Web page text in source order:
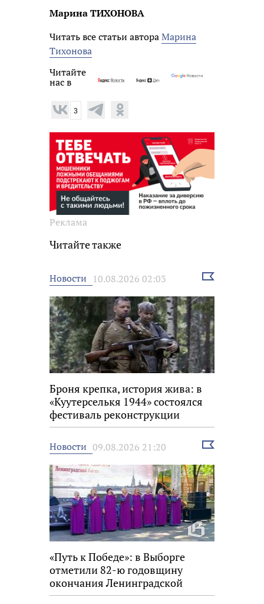
Марина ТИХОНОВА
Читать все статьи автораМарина
Тихонова
Читайте
нас в
3
Реклама
Читайте также
Новости 10.08.2026 02:03
Выбрать
Броня крепка, история жива: в
«Куутерселькя 1944» состоялся
фестиваль реконструкции
Новости 09.08.2026 21:20
Выбрать
«Путь к Победе»: в Выборге
отметили 82-ю годовщину
окончания Ленинградской
битвы